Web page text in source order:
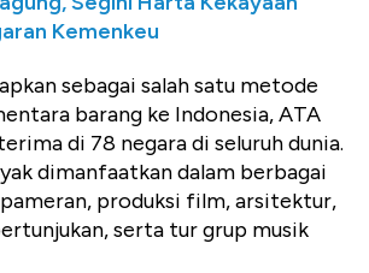
Kemenkeu
sebagai salah satu metode
barang ke Indonesia, ATA
di 78 negara di seluruh dunia.
dimanfaatkan dalam berbagai
produksi film, arsitektur,
serta tur grup musik